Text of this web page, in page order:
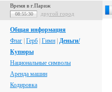
Время в г.Париж
08:55:31 другой город
Общая информация
Флаг Герб Гимн Деньги/
Купюры
Национальные символы
Аренда машин
Кодировка